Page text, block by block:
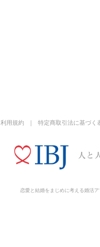
利用規約 特定商取引法に基づく
恋愛と結婚をまじめに考える婚活ア